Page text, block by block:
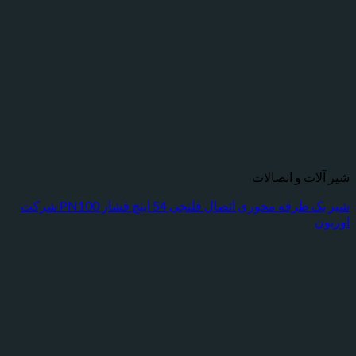
و اتصالات
شیر یک طرفه محوری اتصال فلنجی 54 اینچ فشار PN100 شرکت